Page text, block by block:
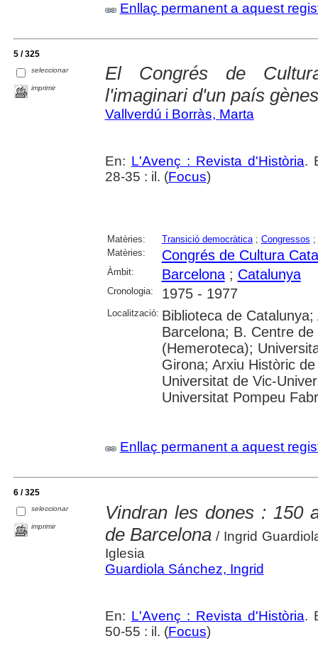
Enllaç permanent a aquest
5 / 325
seleccionar
imprimir
El Congrés de
l'imaginari d'un país
Vallverdú i Borràs, Marta
En: L'Avenç : Revista d'Història.
28-35 : il. (Focus)
Matèries: Transició democràtica; Congressos ;
Matèries:
Congrés de Cultura
Àmbit: Barcelona; Catalunya
Cronologia: 1975 - 1977
Localització: Biblioteca de
Barcelona; B. Centre
(Hemeroteca);
Girona; Arxiu Històric
Universitat de Vic-
Universitat Pompeu
Enllaç permanent a aquest
6 / 325
seleccionar
imprimir
Vindran les dones : 150
de Barcelona / Ingrid
Iglesia
Guardiola Sánchez, Ingrid
En: L'Avenç : Revista d'Història.
50-55 : il. (Focus)